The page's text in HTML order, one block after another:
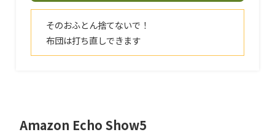
そのおふとん捨てないで！
布団は打ち直しできます
Amazon Echo Show5